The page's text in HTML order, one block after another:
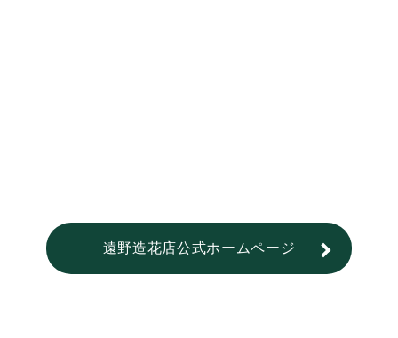
遠野造花店公式ホームページ